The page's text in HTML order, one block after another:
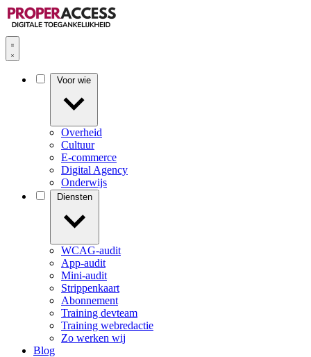
Overheid
Cultuur
E-commerce
Digital Agency
Onderwijs
WCAG-audit
App-audit
Mini-audit
Strippenkaart
Abonnement
Training devteam
Training webredactie
Zo werken wij
Blog